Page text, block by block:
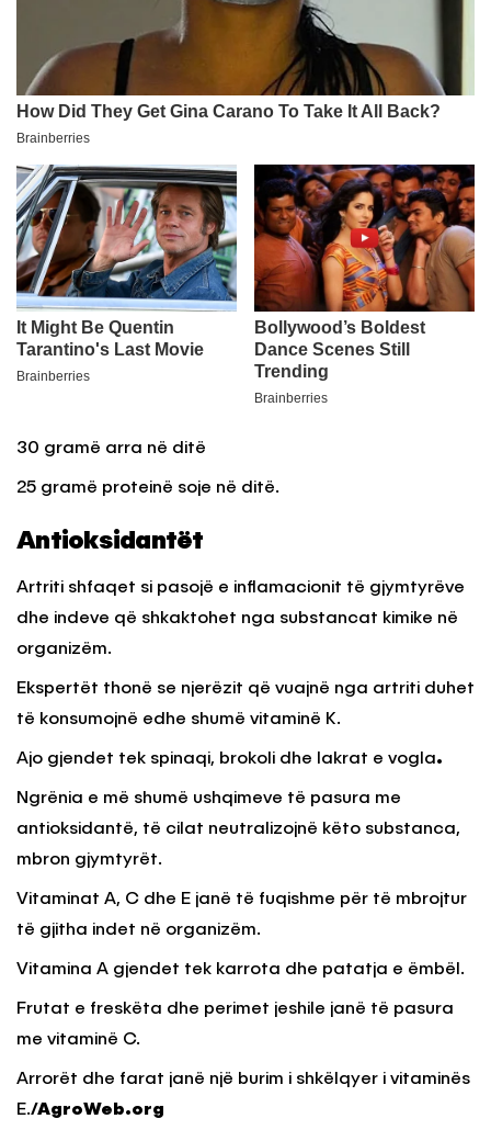
30 gramë arra në ditë
25 gramë proteinë soje në ditë.
Antioksidantët
Artriti shfaqet si pasojë e inflamacionit të gjymtyrëve
dhe indeve që shkaktohet nga substancat kimike në
organizëm.
Ekspertët thonë se njerëzit që vuajnë nga artriti duhet
të konsumojnë edhe shumë vitaminë K.
Ajo gjendet tek spinaqi, brokoli dhe lakrat e vogla.
Ngrënia e më shumë ushqimeve të pasura me
antioksidantë, të cilat neutralizojnë këto substanca,
mbron gjymtyrët.
Vitaminat A, C dhe E janë të fuqishme për të mbrojtur
të gjitha indet në organizëm.
Vitamina A gjendet tek karrota dhe patatja e ëmbël.
Frutat e freskëta dhe perimet jeshile janë të pasura
me vitaminë C.
Arrorët dhe farat janë një burim i shkëlqyer i vitaminës
E./AgroWeb.org